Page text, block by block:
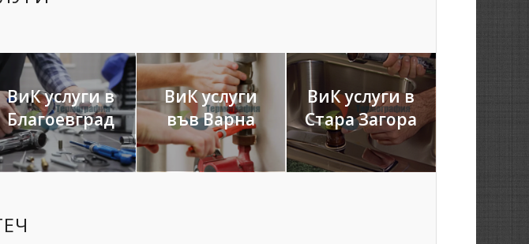
ВиК услуги в
Благоевград
ВиК услуги
във Варна
ВиК услуги в
Стара Загора